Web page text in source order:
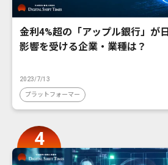
金利4%超の「アップル銀行」が
影響を受ける企業・業種は？
2023/7/13
プラットフォーマー